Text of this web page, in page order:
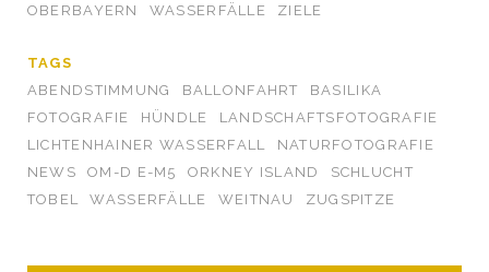
OBERBAYERN
WASSERFÄLLE ZIELE
TAGS
ABENDSTIMMUNG
BALLONFAHRT
BASILIKA
FOTOGRAFIE
HÜNDLE
LANDSCHAFTSFOTOGRAFIE
LICHTENHAINER WASSERFALL
NATURFOTOGRAFIE
NEWS
OM-D E-M5 ORKNEY ISLAND
SCHLUCHT
TOBEL
WASSERFÄLLE WEITNAU ZUGSPITZE